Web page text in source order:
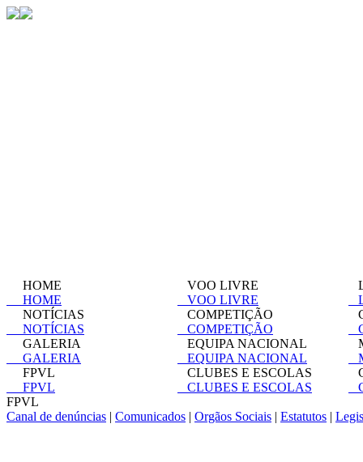
HOME
HOME
NOTÍCIAS
NOTÍCIAS
GALERIA
GALERIA
FPVL
FPVL
VOO LIVRE
VOO LIVRE
COMPETIÇÃO
COMPETIÇÃO
EQUIPA NACIONAL
EQUIPA NACIONAL
CLUBES E ESCOLAS
CLUBES E ESCOLAS
FPVL
Canal de denúncias | Comunicados | Orgãos Sociais | Estatutos |